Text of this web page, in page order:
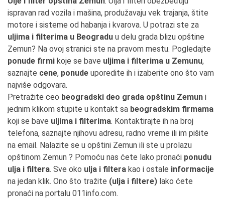
ispravan rad vozila i mašina, produžavaju vek trajanja, štite
motore i sisteme od habanja i kvarova. U potrazi ste za
uljima i filterima u Beogradu u delu grada blizu opštine
Zemun? Na ovoj stranici ste na pravom mestu. Pogledajte
ponude firmi koje se bave uljima i filterima u Zemunu,
saznajte cene, ponude uporedite ih i izaberite ono što vam
najviše odgovara.
Pretražite ceo beogradski deo grada opštinu Zemun i
jednim klikom stupite u kontakt sa beogradskim firmama
koji se bave uljima i filterima. Kontaktirajte ih na broj
telefona, saznajte njihovu adresu, radno vreme ili im pišite
na email. Nalazite se u opštini Zemun ili ste u prolazu
opštinom Zemun ? Pomoću nas ćete lako pronaći ponudu
ulja i filtera. Sve oko ulja i filtera kao i ostale informacije
na jedan klik. Ono što tražite (ulja i filtere) lako ćete
pronaći na portalu 011info.com.